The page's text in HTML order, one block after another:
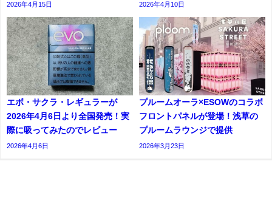
2026年4月15日 2026年4月10日
エボ・サクラ・レギュラーが
2026年4月6日より全国発売！実
際に吸ってみたのでレビュー
2026年4月6日
プルームオーラ×ESOWのコラボ
フロントパネルが登場！浅草の
プルームラウンジで提供
2026年3月23日